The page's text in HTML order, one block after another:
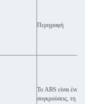
Περιγραφή
Το ABS είναι ένα
συγκρούσεις, τη